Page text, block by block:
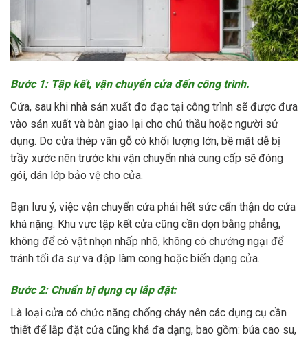
Bước 1: Tập kết, vận chuyển cửa đến công trình.
Cửa, sau khi nhà sản xuất đo đạc tại công trình sẽ được đưa
vào sản xuất và bàn giao lại cho chủ thầu hoặc người sử
dụng. Do cửa thép vân gỗ có khối lượng lớn, bề mặt dễ bị
trầy xước nên trước khi vận chuyển nhà cung cấp sẽ đóng
gói, dán lớp bảo vệ cho cửa.
Bạn lưu ý, việc vận chuyển cửa phải hết sức cẩn thận do cửa
khá nặng. Khu vực tập kết cửa cũng cần dọn bằng phẳng,
không để có vật nhọn nhấp nhô, không có chướng ngại để
tránh tối đa sự va đập làm cong hoặc biến dạng cửa.
Bước 2: Chuẩn bị dụng cụ lắp đặt:
Là loại cửa có chức năng chống cháy nên các dụng cụ cần
thiết để lắp đặt cửa cũng khá đa dạng, bao gồm: búa cao su,